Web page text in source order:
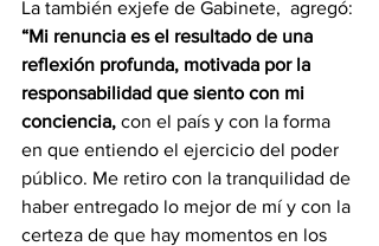
La también exjefe de Gabinete,  agregó:
“Mi renuncia es el resultado de una
reflexión profunda, motivada por la
responsabilidad que siento con mi
conciencia, con el país y con la forma
en que entiendo el ejercicio del poder
público. Me retiro con la tranquilidad de
haber entregado lo mejor de mí y con la
certeza de que hay momentos en los